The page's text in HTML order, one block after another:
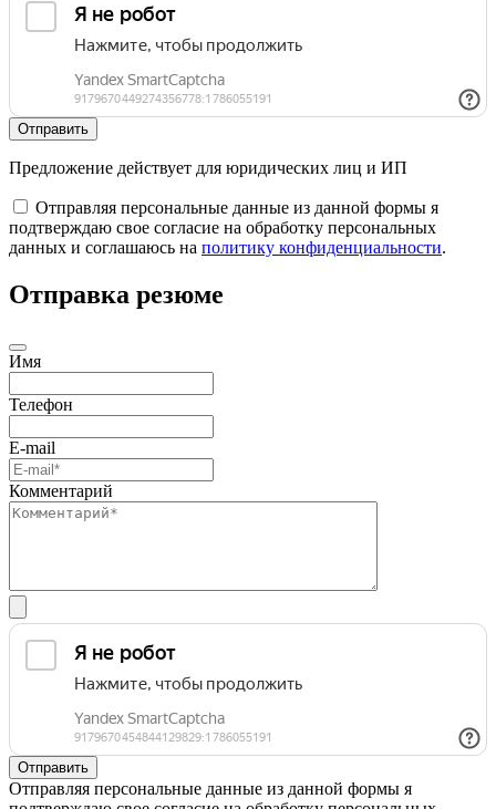
Отправить
Предложение действует для юридических лиц и ИП
Отправляя персональные данные из данной формы я
подтверждаю свое согласие на обработку персональных
данных и соглашаюсь на политику конфиденциальности.
Отправка резюме
Имя
Телефон
E-mail
Комментарий
Отправляя персональные данные из данной формы я